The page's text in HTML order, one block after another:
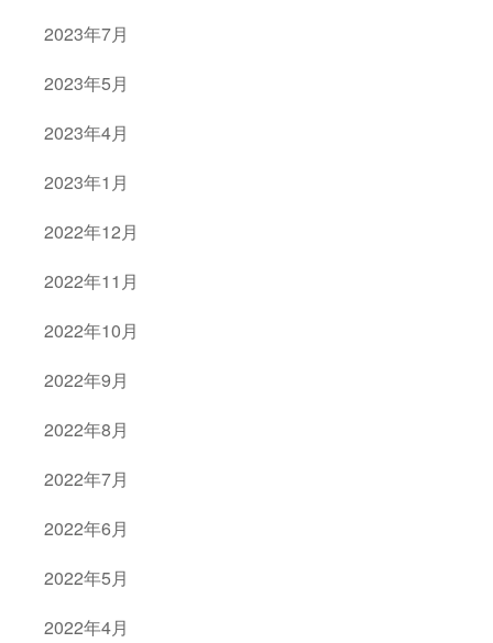
2023年7月
2023年5月
2023年4月
2023年1月
2022年12月
2022年11月
2022年10月
2022年9月
2022年8月
2022年7月
2022年6月
2022年5月
2022年4月